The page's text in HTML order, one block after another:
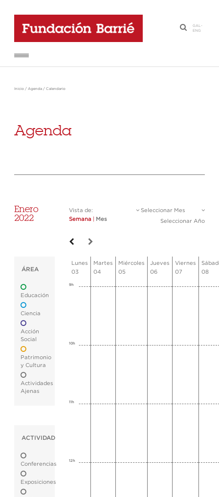
·
GAL-
ENG
Inicio / Agenda / Calendario
Agenda
Enero
2022
Vista de:
Semana
Mes
Seleccionar Mes
Seleccionar Año
ÁREA
Educación
Ciencia
Acción
Social
Patrimonio
y Cultura
Actividades
Ajenas
ACTIVIDAD
Conferencias
Exposiciones
Lunes
03
Martes
04
Miércoles
05
Jueves
06
Viernes
07
08
9h
10h
11h
12h